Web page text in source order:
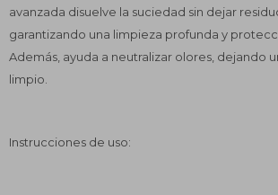
avanzada disuelve la suciedad sin dejar
garantizando una limpieza profunda y
Además, ayuda a neutralizar olores, dejando
limpio.
Instrucciones de uso: